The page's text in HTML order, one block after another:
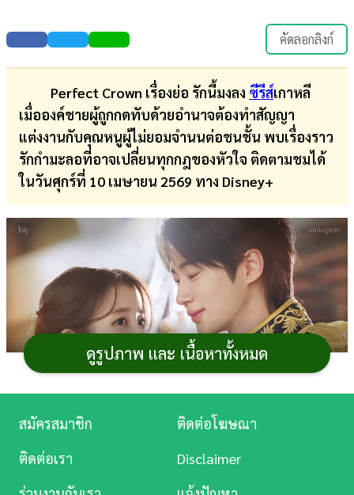
คัดลอกลิงก์
Perfect Crown เรื่องย่อ รักนี้มงลง ซีรีส์เกาหลี
เมื่อองค์ชายผู้ถูกกดทับด้วยอำนาจต้องทำสัญญา
แต่งงานกับคุณหนูผู้ไม่ยอมจำนนต่อชนชั้น พบเรื่องราว
รักกำมะลอที่อาจเปลี่ยนทุกกฎของหัวใจ ติดตามชมได้
ในวันศุกร์ที่ 10 เมษายน 2569 ทาง Disney+
ดูรูปภาพ และ เนื้อหาทั้งหมด
ตรวจ
หวย
บอล
สด
การ
เงิน
การ
ศึกษา
บันเทิง
ดู
หนัง
สมัครสมาชิก
ติดต่อโฆษณา
ติดต่อเรา
Disclaimer